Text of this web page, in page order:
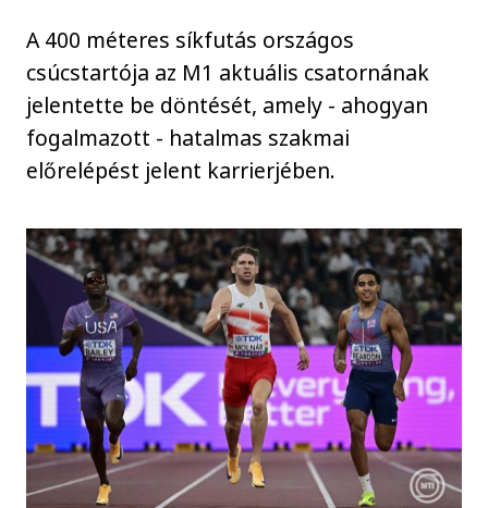
A 400 méteres síkfutás országos
csúcstartója az M1 aktuális csatornának
jelentette be döntését, amely - ahogyan
fogalmazott - hatalmas szakmai
előrelépést jelent karrierjében.